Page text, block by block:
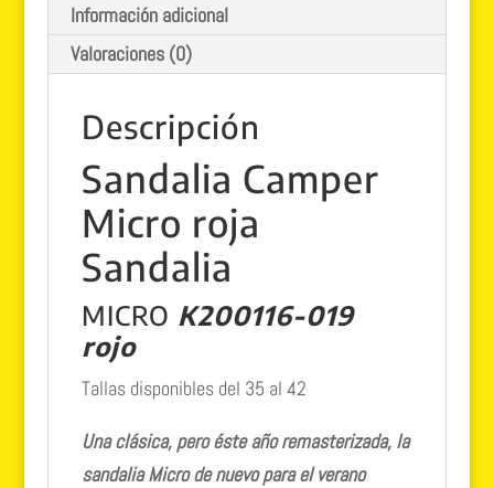
cantidad
Información adicional
Valoraciones (0)
Descripción
Sandalia Camper
Micro roja
Sandalia
MICRO K200116-019
rojo
Tallas disponibles del 35 al 42
Una clásica, pero éste año remasterizada, la
sandalia Micro de nuevo para el verano